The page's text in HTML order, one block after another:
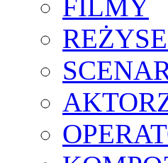
FILMY